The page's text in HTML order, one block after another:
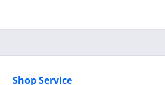
Shop Service